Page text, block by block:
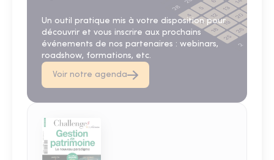
Un outil pratique mis à votre disposition pour
découvrir et vous inscrire aux prochains
événements de nos partenaires : webinars,
roadshow, formations, etc.
Voir notre agenda